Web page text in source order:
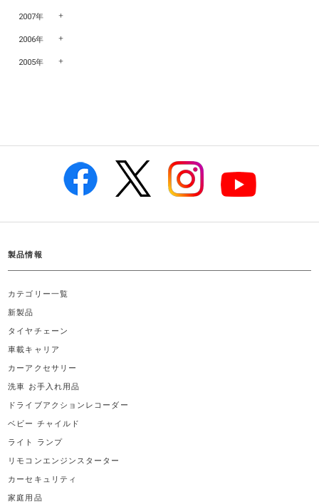
2007年
2006年
2005年
製品情報
カテゴリー一覧
新製品
タイヤチェーン
車載キャリア
カーアクセサリー
洗車 お手入れ用品
ドライブアクションレコーダー
ベビー チャイルド
ライト ランプ
リモコンエンジンスターター
カーセキュリティ
家庭用品